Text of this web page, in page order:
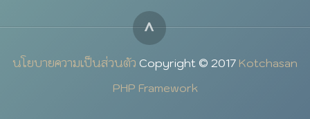
นโยบายความเป็นส่วนตัว Copyright © 2017 Kotchasan
PHP Framework
^